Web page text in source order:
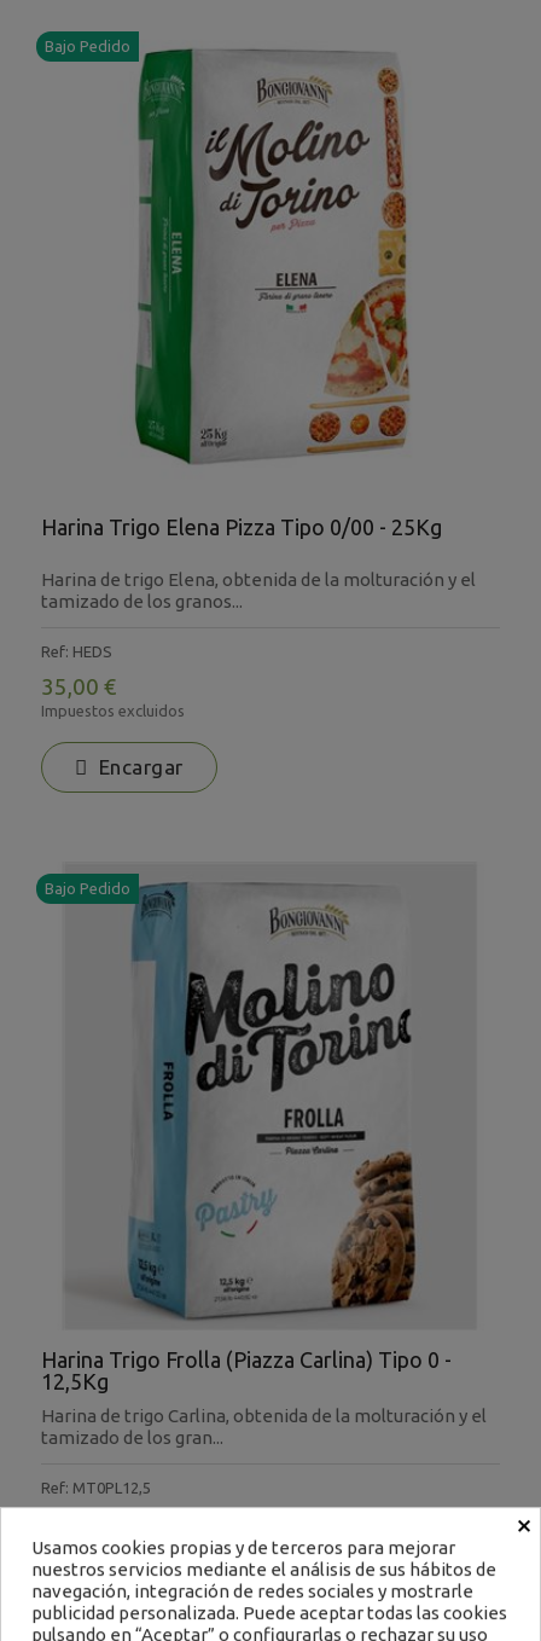
Harina Trigo Elena Pizza Tipo 0/00 - 25Kg
Harina de trigo Elena, obtenida de la molturación y el
tamizado de los granos...
Ref: HEDS
35,00 €
Impuestos excluidos
Encargar
Bajo Pedido
Harina Trigo Frolla (Piazza Carlina) Tipo 0 -
12,5Kg
Harina de trigo Carlina, obtenida de la molturación y el
tamizado de los gran...
Ref: MT0PL12,5
Impuestos excluidos
Encargar
Bajo Pedido
×
Usamos cookies propias y de terceros para mejorar
nuestros servicios mediante el análisis de sus hábitos de
navegación, integración de redes sociales y mostrarle
publicidad personalizada. Puede aceptar todas las cookies
pulsando en “Aceptar” o configurarlas o rechazar su uso